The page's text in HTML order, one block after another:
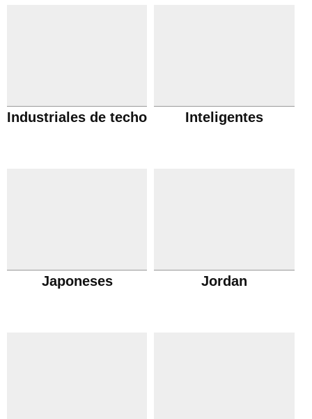
Industriales de techo Inteligentes
Japoneses Jordan